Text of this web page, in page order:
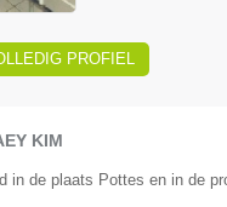
PROFIEL
KIM
in de plaats Pottes en in de